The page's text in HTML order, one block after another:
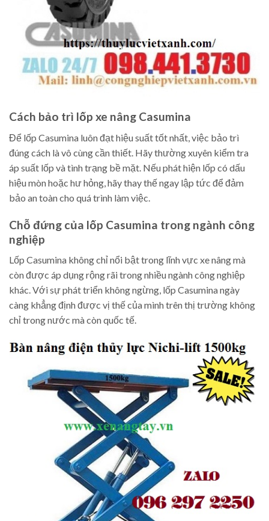
Cách bảo trì lốp xe nâng Casumina
Để lốp Casumina luôn đạt hiệu suất tốt nhất, việc bảo trì
đúng cách là vô cùng cần thiết. Hãy thường xuyên kiểm tra
áp suất lốp và tình trạng bề mặt. Nếu phát hiện lốp có dấu
hiệu mòn hoặc hư hỏng, hãy thay thế ngay lập tức để đảm
bảo an toàn cho quá trình làm việc.
Chỗ đứng của lốp Casumina trong ngành công
nghiệp
Lốp Casumina không chỉ nổi bật trong lĩnh vực xe nâng mà
còn được áp dụng rộng rãi trong nhiều ngành công nghiệp
khác. Với sự phát triển không ngừng, lốp Casumina ngày
càng khẳng định được vị thế của mình trên thị trường không
chỉ trong nước mà còn quốc tế.